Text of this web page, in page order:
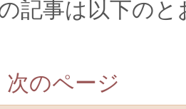
記事は以下の
次のページ